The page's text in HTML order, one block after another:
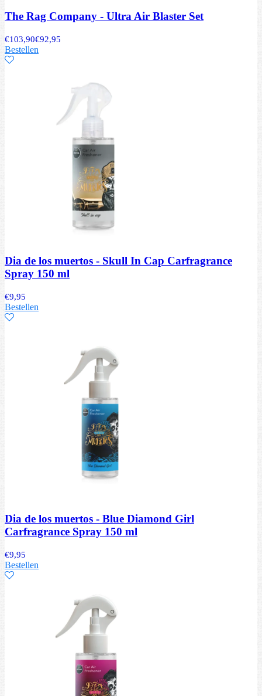
The Rag Company - Ultra Air Blaster Set
€103,90€92,95
Bestellen
Dia de los muertos - Skull In Cap Carfragrance
Spray 150 ml
€9,95
Bestellen
Dia de los muertos - Blue Diamond Girl
Carfragrance Spray 150 ml
€9,95
Bestellen